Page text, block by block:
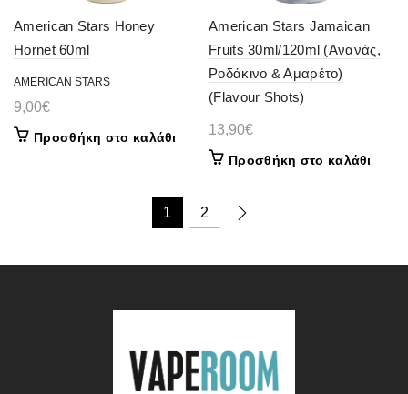
American Stars Honey
Hornet 60ml
AMERICAN STARS
9,00€
Προσθήκη στο καλάθι
American Stars Jamaican
Fruits 30ml/120ml (Ανανάς,
Ροδάκινο & Αμαρέτο)
(Flavour Shots)
13,90€
Προσθήκη στο καλάθι
1 2